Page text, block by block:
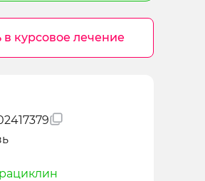
в курсовое лечение